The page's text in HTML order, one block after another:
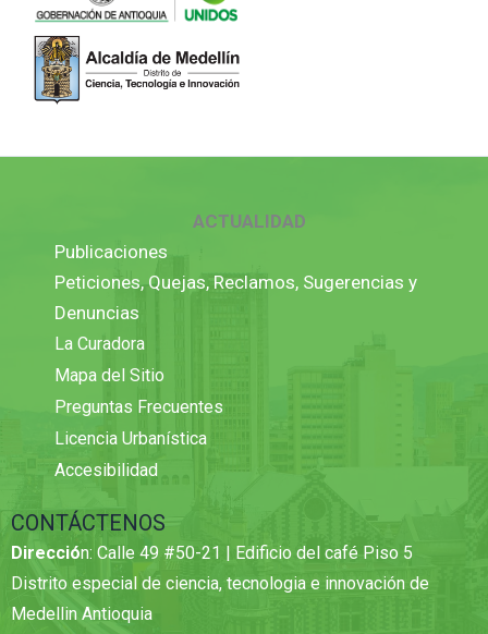
ACTUALIDAD
Publicaciones
Peticiones, Quejas, Reclamos, Sugerencias y
Denuncias
La Curadora
Mapa del Sitio
Preguntas Frecuentes
Licencia Urbanística
Accesibilidad
CONTÁCTENOS
Dirección: Calle 49 #50-21 | Edificio del café Piso 5
Distrito especial de ciencia, tecnologia e innovación de
Medellin Antioquia